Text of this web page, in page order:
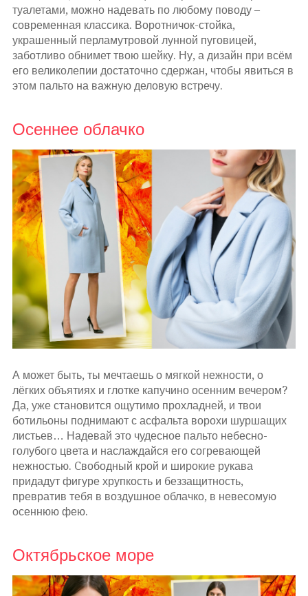
туалетами, можно надевать по любому поводу –
современная классика. Воротничок-стойка,
украшенный перламутровой лунной пуговицей,
заботливо обнимет твою шейку. Ну, а дизайн при всём
его великолепии достаточно сдержан, чтобы явиться в
этом пальто на важную деловую встречу.
Осеннее облачко
А может быть, ты мечтаешь о мягкой нежности, о
лёгких объятиях и глотке капучино осенним вечером?
Да, уже становится ощутимо прохладней, и твои
ботильоны поднимают с асфальта ворохи шуршащих
листьев… Надевай это чудесное пальто небесно-
голубого цвета и наслаждайся его согревающей
нежностью. Cвободный крой и широкие рукава
придадут фигуре хрупкость и беззащитность,
превратив тебя в воздушное облачко, в невесомую
осеннюю фею.
Октябрьское море